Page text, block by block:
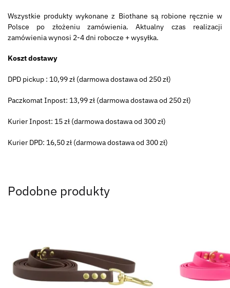
Wszystkie produkty wykonane z Biothane są robione ręcznie w
Polsce po złożeniu zamówienia. Aktualny czas realizacji
zamówienia wynosi 2-4 dni robocze + wysyłka.
Koszt dostawy
DPD pickup : 10,99 zł (darmowa dostawa od 250 zł)
Paczkomat Inpost: 13,99 zł (darmowa dostawa od 250 zł)
Kurier Inpost: 15 zł (darmowa dostawa od 300 zł)
Kurier DPD: 16,50 zł (darmowa dostawa od 300 zł)
Podobne produkty